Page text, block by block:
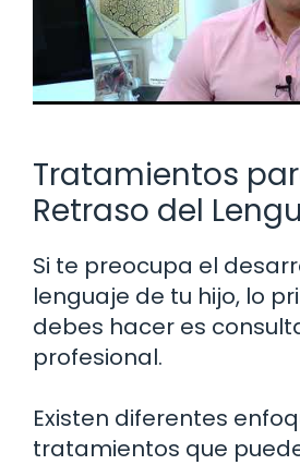
Tratamientos
Retraso del
Si te preocupa el
lenguaje de tu hijo, lo
debes hacer es
profesional.
Existen diferentes
tratamientos que